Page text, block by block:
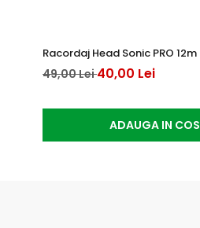
Racordaj Head Sonic PRO 12m
49,00 Lei40,00 Lei
ADAUGA IN COS